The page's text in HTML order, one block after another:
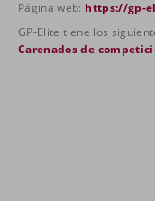
Página web: https://gp-
GP-Elite tiene los
Carenados de